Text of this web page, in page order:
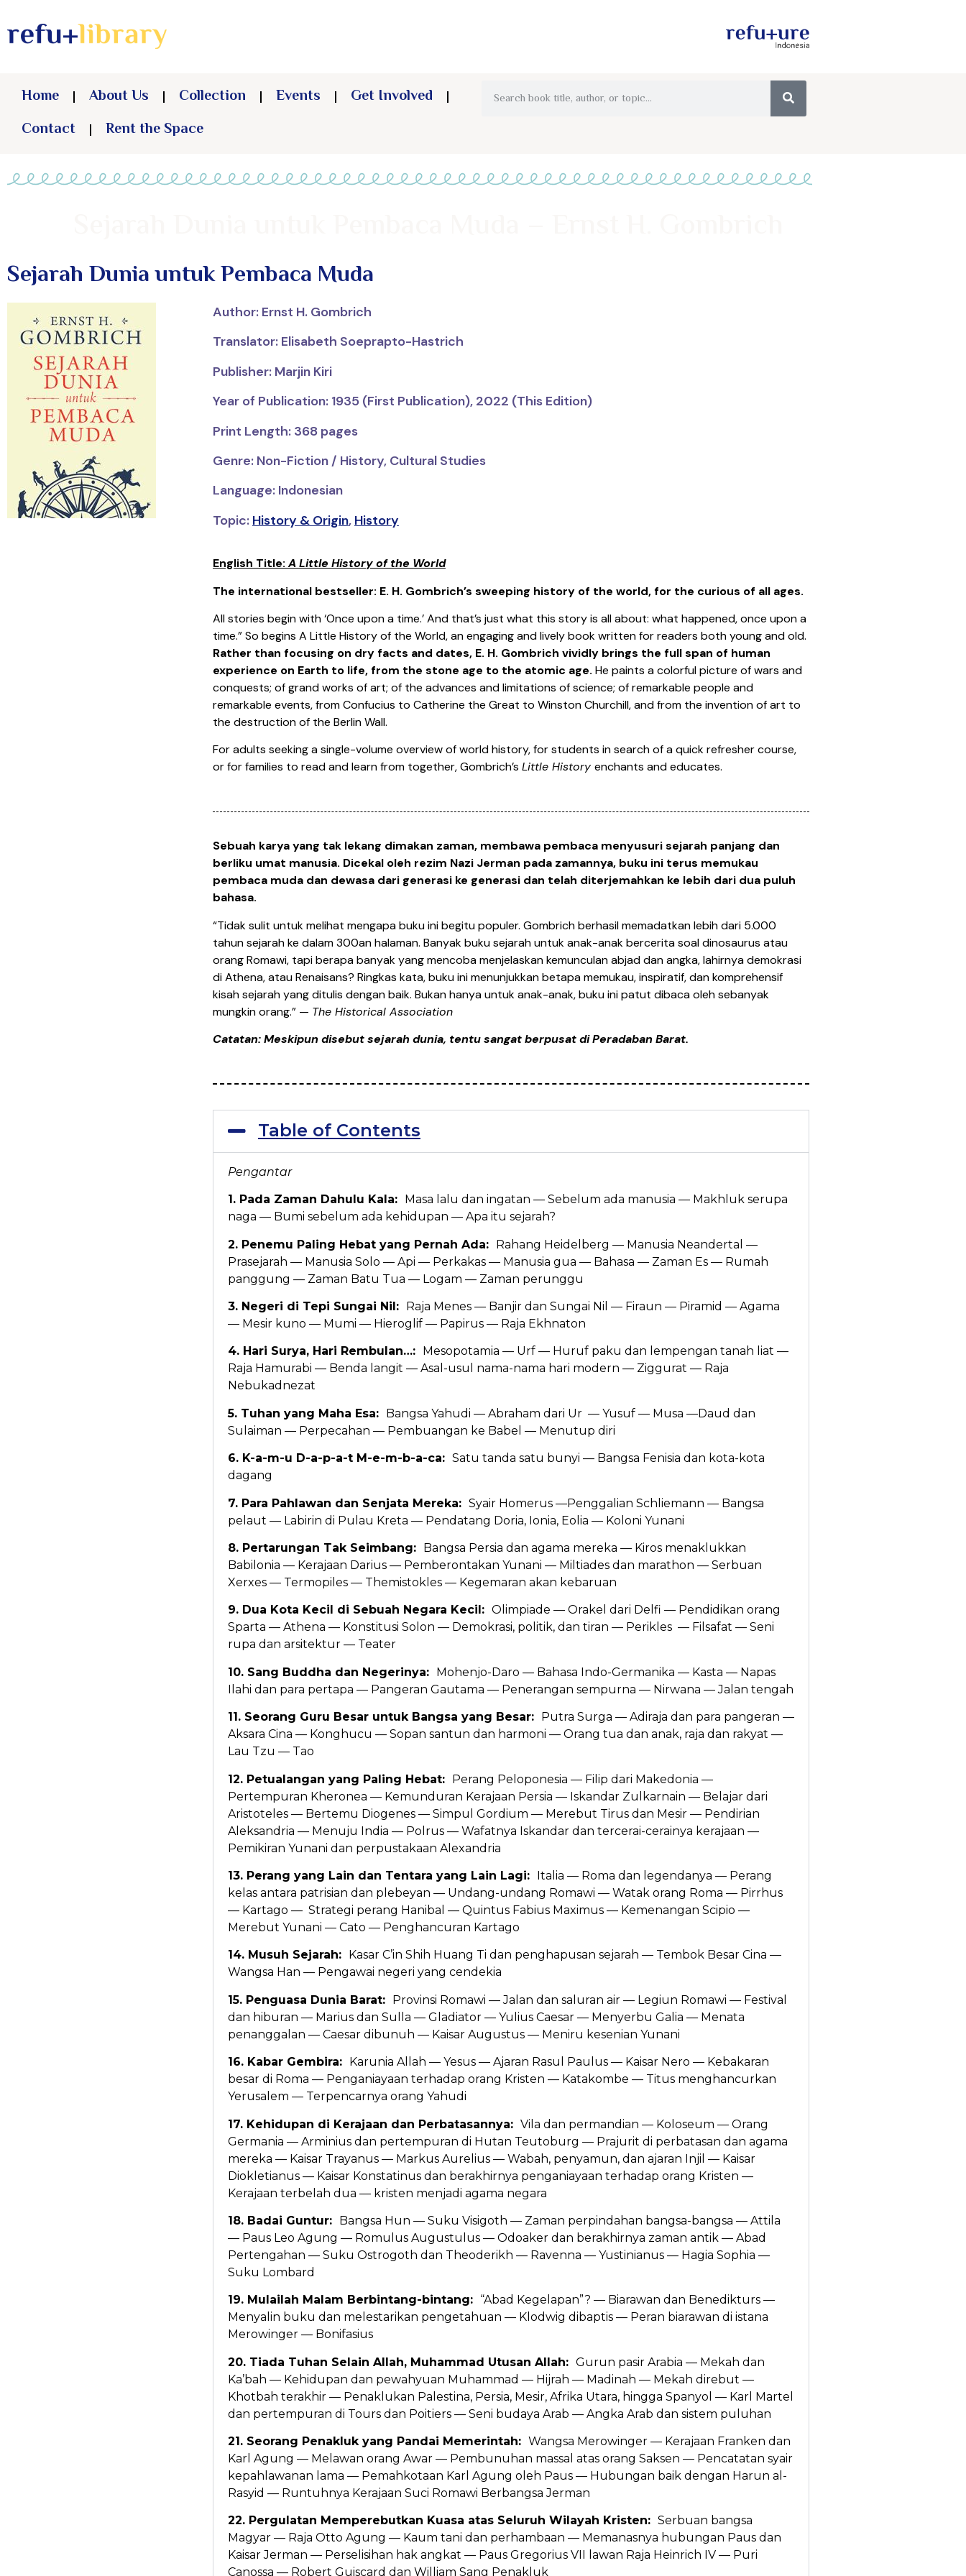
Home About Us Collection Events
Get Involved
Contact
Rent the Space
Sejarah Dunia untuk Pembaca Muda
Author: Ernst H. Gombrich
Translator: Elisabeth Soeprapto-Hastrich
Publisher: Marjin Kiri
Year of Publication: 1935 (First Publication), 2022 (This Edition)
Print Length: 368 pages
Genre: Non-Fiction / History, Cultural Studies
Language: Indonesian
Topic: History & Origin, History
English Title:A Little History of the World
The international bestseller: E. H. Gombrich’s sweeping history of the world, for the curious of all ages.
All stories begin with ‘Once upon a time.’ And that’s just what this story is all about: what happened, once upon a
time.” So begins A Little History of the World, an engaging and lively book written for readers both young and old.
Rather than focusing on dry facts and dates, E. H. Gombrich vividly brings the full span of human
experience on Earth to life, from the stone age to the atomic age. He paints a colorful picture of wars and
conquests; of grand works of art; of the advances and limitations of science; of remarkable people and
remarkable events, from Confucius to Catherine the Great to Winston Churchill, and from the invention of art to
the destruction of the Berlin Wall.
For adults seeking a single-volume overview of world history, for students in search of a quick refresher course,
or for families to read and learn from together, Gombrich’s Little History enchants and educates.
Sebuah karya yang tak lekang dimakan zaman, membawa pembaca menyusuri sejarah panjang dan
berliku umat manusia. Dicekal oleh rezim Nazi Jerman pada zamannya, buku ini terus memukau
pembaca muda dan dewasa dari generasi ke generasi dan telah diterjemahkan ke lebih dari dua puluh
bahasa.
“Tidak sulit untuk melihat mengapa buku ini begitu populer. Gombrich berhasil memadatkan lebih dari 5.000
tahun sejarah ke dalam 300an halaman. Banyak buku sejarah untuk anak-anak bercerita soal dinosaurus atau
orang Romawi, tapi berapa banyak yang mencoba menjelaskan kemunculan abjad dan angka, lahirnya demokrasi
di Athena, atau Renaisans? Ringkas kata, buku ini menunjukkan betapa memukau, inspiratif, dan komprehensif
kisah sejarah yang ditulis dengan baik. Bukan hanya untuk anak-anak, buku ini patut dibaca oleh sebanyak
mungkin orang.” — The Historical Association
Catatan: Meskipun disebut sejarah dunia, tentu sangat berpusat di Peradaban Barat.
Table of Contents
Pengantar
1. Pada Zaman Dahulu Kala:
Masa lalu dan ingatan — Sebelum ada manusia — Makhluk serupa
naga — Bumi sebelum ada kehidupan — Apa itu sejarah?
2. Penemu Paling Hebat yang Pernah Ada: Rahang Heidelberg — Manusia Neandertal —
Prasejarah — Manusia Solo — Api — Perkakas — Manusia gua — Bahasa — Zaman Es — Rumah
panggung — Zaman Batu Tua — Logam — Zaman perunggu
3. Negeri di Tepi Sungai Nil: Raja Menes — Banjir dan Sungai Nil — Firaun — Piramid — Agama
— Mesir kuno — Mumi — Hieroglif — Papirus — Raja Ekhnaton
4. Hari Surya, Hari Rembulan…:
Mesopotamia — Urf — Huruf paku dan lempengan tanah liat —
Raja Hamurabi — Benda langit — Asal-usul nama-nama hari modern — Ziggurat — Raja
Nebukadnezat
5. Tuhan yang Maha Esa: Bangsa Yahudi — Abraham dari Ur — Yusuf — Musa —Daud dan
Sulaiman — Perpecahan — Pembuangan ke Babel — Menutup diri
6. K-a-m-u D-a-p-a-t M-e-m-b-a-ca: Satu tanda satu bunyi — Bangsa Fenisia dan kota-kota
dagang
7. Para Pahlawan dan Senjata Mereka: Syair Homerus —Penggalian Schliemann — Bangsa
pelaut — Labirin di Pulau Kreta — Pendatang Doria, Ionia, Eolia — Koloni Yunani
8. Pertarungan Tak Seimbang: Bangsa Persia dan agama mereka — Kiros menaklukkan
Babilonia — Kerajaan Darius — Pemberontakan Yunani — Miltiades dan marathon — Serbuan
Xerxes — Termopiles — Themistokles — Kegemaran akan kebaruan
9. Dua Kota Kecil di Sebuah Negara Kecil: Olimpiade — Orakel dari Delfi — Pendidikan orang
Sparta — Athena — Konstitusi Solon — Demokrasi, politik, dan tiran — Perikles — Filsafat — Seni
rupa dan arsitektur — Teater
10. Sang Buddha dan Negerinya: Mohenjo-Daro — Bahasa Indo-Germanika — Kasta — Napas
Ilahi dan para pertapa — Pangeran Gautama — Penerangan sempurna — Nirwana — Jalan tengah
11. Seorang Guru Besar untuk Bangsa yang Besar:
Putra Surga — Adiraja dan para pangeran —
Aksara Cina — Konghucu — Sopan santun dan harmoni — Orang tua dan anak, raja dan rakyat —
Lau Tzu — Tao
12. Petualangan yang Paling Hebat: Perang Peloponesia — Filip dari Makedonia —
Pertempuran Kheronea — Kemunduran Kerajaan Persia — Iskandar Zulkarnain — Belajar dari
Aristoteles — Bertemu Diogenes — Simpul Gordium — Merebut Tirus dan Mesir — Pendirian
Aleksandria — Menuju India — Polrus — Wafatnya Iskandar dan tercerai-cerainya kerajaan —
Pemikiran Yunani dan perpustakaan Alexandria
13. Perang yang Lain dan Tentara yang Lain Lagi: Italia — Roma dan legendanya — Perang
kelas antara patrisian dan plebeyan — Undang-undang Romawi — Watak orang Roma — Pirrhus
— Kartago — Strategi perang Hanibal — Quintus Fabius Maximus — Kemenangan Scipio —
Merebut Yunani — Cato — Penghancuran Kartago
14. Musuh Sejarah:
Kasar C’in Shih Huang Ti dan penghapusan sejarah — Tembok Besar Cina —
Wangsa Han — Pengawai negeri yang cendekia
15. Penguasa Dunia Barat: Provinsi Romawi — Jalan dan saluran air — Legiun Romawi — Festival
dan hiburan — Marius dan Sulla — Gladiator — Yulius Caesar — Menyerbu Galia — Menata
penanggalan — Caesar dibunuh — Kaisar Augustus — Meniru kesenian Yunani
16. Kabar Gembira: Karunia Allah — Yesus — Ajaran Rasul Paulus — Kaisar Nero — Kebakaran
besar di Roma — Penganiayaan terhadap orang Kristen — Katakombe — Titus menghancurkan
Yerusalem — Terpencarnya orang Yahudi
17. Kehidupan di Kerajaan dan Perbatasannya: Vila dan permandian — Koloseum — Orang
Germania — Arminius dan pertempuran di Hutan Teutoburg — Prajurit di perbatasan dan agama
mereka — Kaisar Trayanus — Markus Aurelius — Wabah, penyamun, dan ajaran Injil — Kaisar
Diokletianus — Kaisar Konstatinus dan berakhirnya penganiayaan terhadap orang Kristen —
Kerajaan terbelah dua — kristen menjadi agama negara
18. Badai Guntur: Bangsa Hun — Suku Visigoth — Zaman perpindahan bangsa-bangsa — Attila
— Paus Leo Agung — Romulus Augustulus — Odoaker dan berakhirnya zaman antik — Abad
Pertengahan — Suku Ostrogoth dan Theoderikh — Ravenna — Yustinianus — Hagia Sophia —
Suku Lombard
19. Mulailah Malam Berbintang-bintang: “Abad Kegelapan”? — Biarawan dan Benedikturs —
Menyalin buku dan melestarikan pengetahuan — Klodwig dibaptis — Peran biarawan di istana
Merowinger — Bonifasius
20. Tiada Tuhan Selain Allah, Muhammad Utusan Allah: Gurun pasir Arabia — Mekah dan
Ka’bah — Kehidupan dan pewahyuan Muhammad — Hijrah — Madinah — Mekah direbut —
Khotbah terakhir — Penaklukan Palestina, Persia, Mesir, Afrika Utara, hingga Spanyol — Karl Martel
dan pertempuran di Tours dan Poitiers — Seni budaya Arab — Angka Arab dan sistem puluhan
21. Seorang Penakluk yang Pandai Memerintah: Wangsa Merowinger — Kerajaan Franken dan
Karl Agung — Melawan orang Awar — Pembunuhan massal atas orang Saksen — Pencatatan syair
kepahlawanan lama — Pemahkotaan Karl Agung oleh Paus — Hubungan baik dengan Harun al-
Rasyid — Runtuhnya Kerajaan Suci Romawi Berbangsa Jerman
22. Pergulatan Memperebutkan Kuasa atas Seluruh Wilayah Kristen: Serbuan bangsa
Magyar — Raja Otto Agung — Kaum tani dan perhambaan — Memanasnya hubungan Paus dan
Kaisar Jerman — Perselisihan hak angkat — Paus Gregorius VII lawan Raja Heinrich IV — Puri
Canossa — Robert Guiscard dan William Sang Penakluk